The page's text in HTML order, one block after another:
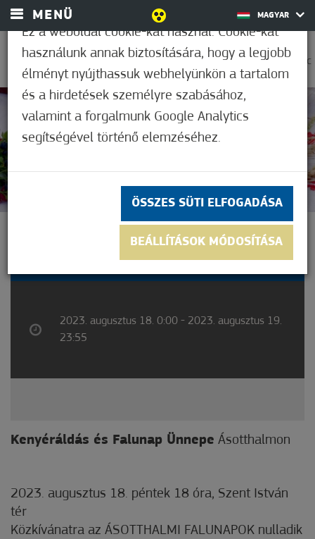
MENÜ MAGYAR
0
25,6°C
Nem értékelt
​KENYÉRÁLDÁS ÉS FALUNAP
2023. augusztus 18. 0:00 - 2023. augusztus 19.
23:55
Kenyéráldás és Falunap Ünnepe Ásotthalmon
2023. augusztus 18. péntek 18 óra, Szent István
tér
Közkívánatra az ÁSOTTHALMI FALUNAPOK nulladik
Ez a weboldal cookie-kat használ. Cookie-kat
használunk annak biztosítására, hogy a legjobb
élményt nyújthassuk webhelyünkön a tartalom
és a hirdetések személyre szabásához,
valamint a forgalmunk Google Analytics
segítségével történő elemzéséhez.
ÖSSZES SÜTI ELFOGADÁSA
BEÁLLÍTÁSOK MÓDOSÍTÁSA